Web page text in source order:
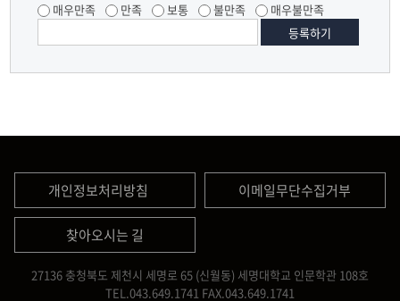
매우만족 만족 보통 불만족 매우불만족
개인정보처리방침 이메일무단수집거부
찾아오시는 길
27136 충청북도 제천시 세명로 65 (신월동) 세명대학교 인문학관 108호
TEL.043.649.1741 FAX.043.649.1741